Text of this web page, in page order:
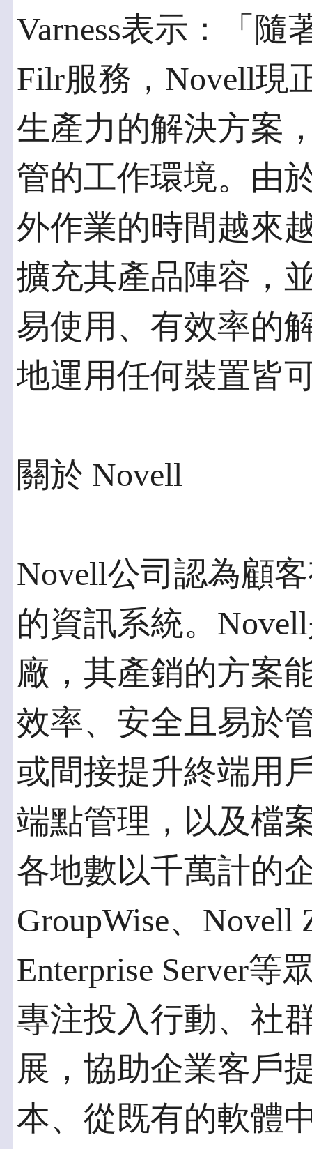
Varness表示：「隨
Filr服務，Novell現
生產力的解決方案
管的工作環境。由
外作業的時間越來
擴充其產品陣容，
易使用、有效率的
地運用任何裝置皆
關於 Novell
Novell公司認為顧
的資訊系統。
廠，其產銷的方案
效率、安全且易於
或間接提升終端用
端點管理，以及檔
各地數以千萬計的
GroupWise、Novell
Enterprise Server等
專注投入行動、社
展，協助企業客戶
本、從既有的軟體